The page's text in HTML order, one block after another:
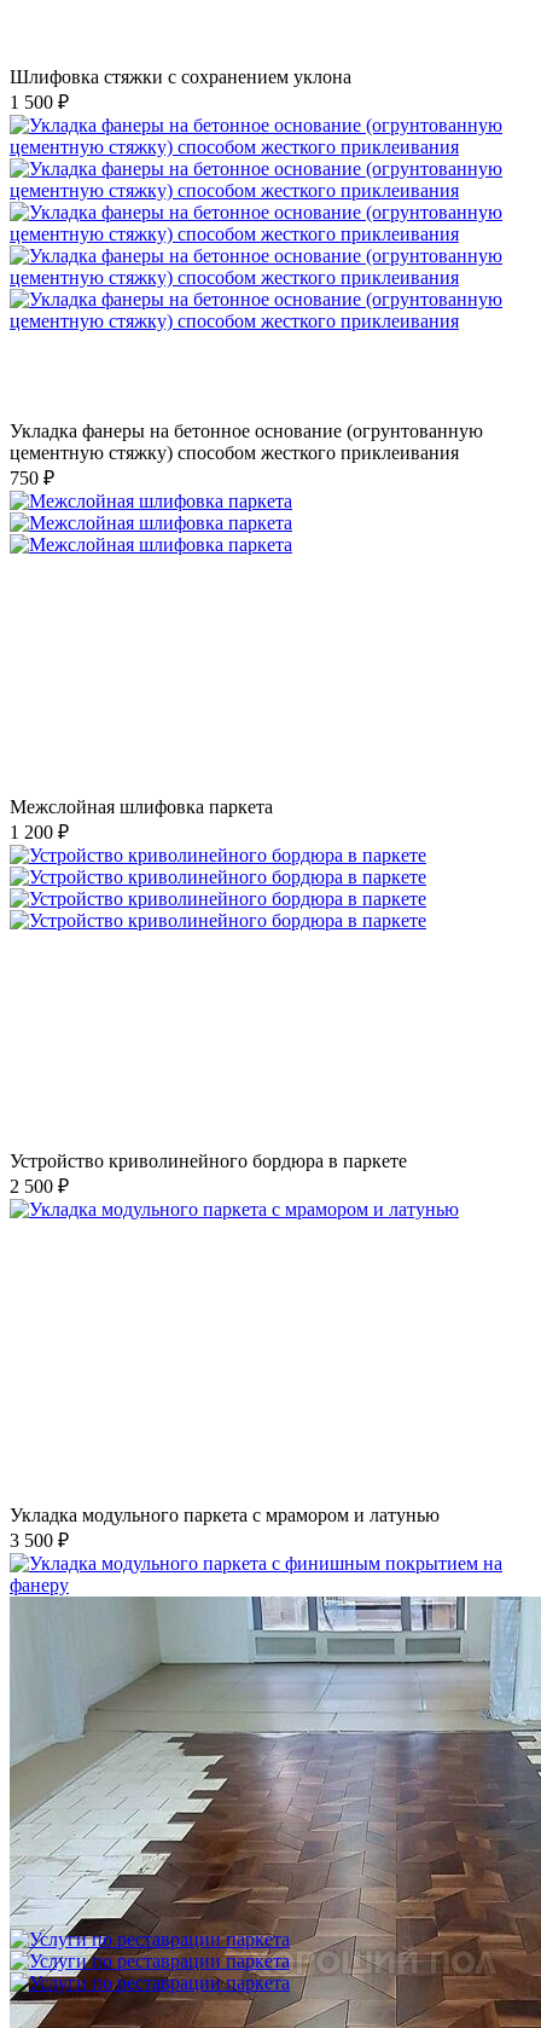
Шлифовка стяжки с сохранением уклона
1 500 ₽
Укладка фанеры на бетонное основание (огрунтованную
цементную стяжку) способом жесткого приклеивания
750 ₽
Межслойная шлифовка паркета
1 200 ₽
Устройство криволинейного бордюра в паркете
2 500 ₽
Укладка модульного паркета с мрамором и латунью
3 500 ₽
Укладка модульного паркета с финишным покрытием на
фанеру
3 600 ₽